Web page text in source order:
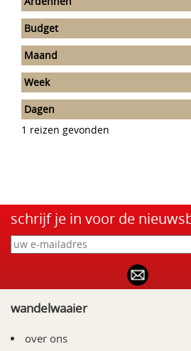
Vallei van de Sûre Oudste burcht van
vergezichten Dagafstand 8-21 km
1 reizen gevonden
schrijf je in voor de
wandelwaaier
over ons